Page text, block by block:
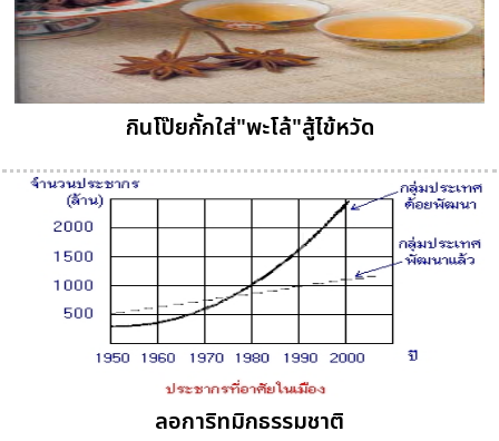
กินโป๊ยกั้กใส่"พะโล้"สู้ไข้หวัด
ลอการิทมิกธรรมชาติ